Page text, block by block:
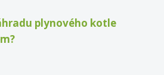
plynového kotle